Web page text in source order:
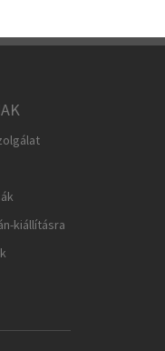
kiállításra